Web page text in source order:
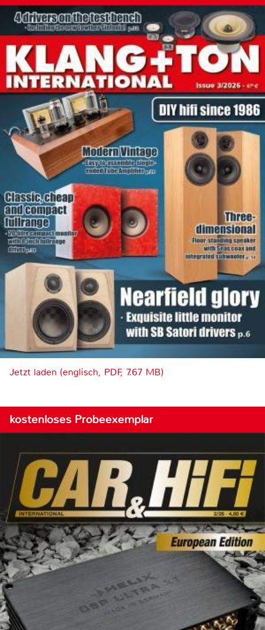
Jetzt laden (englisch, PDF, 7.67 MB)
kostenloses Probeexemplar